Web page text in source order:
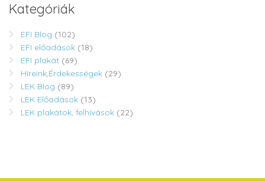
Kategóriák
EFI Blog (102)
EFI előadások (18)
EFI plakát (69)
Híreink,Érdekességek (29)
LEK Blog (89)
LEK Előadások (13)
LEK plakátok, felhívások (22)